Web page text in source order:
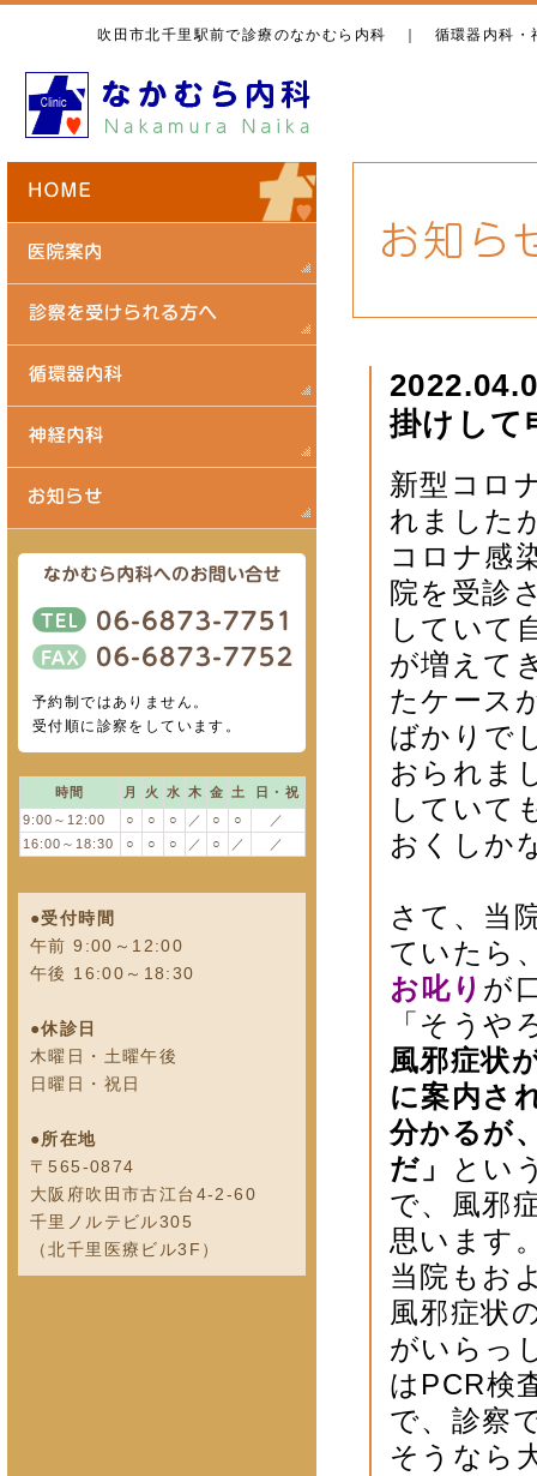
吹田市北千里駅前で診療のなかむら内科 ｜ 循環器内科
予約制ではありません。
受付順に診察をしています。
時間 月 火 水 木 金 土
日・祝
9:00～12:00
○ ○ ○ ／ ○ ○
／
16:00～18:30
○ ○ ○ ／ ○ ／ ／
●受付時間
午前 9:00～12:00
午後 16:00～18:30
●休診日
木曜日・土曜午後
日曜日・祝日
●所在地
〒565-0874
大阪府吹田市古江台4-2-60
千里ノルテビル305
（北千里医療ビル3F）
掛けして
新型コロ
れました
コロナ感
院を受診
していて
が増えて
たケース
ばかりで
おられま
していて
おくしか
さて、当
ていたら
お叱り が
「そうや
風邪症状
に案内さ
分かるが
だ」
とい
で、風邪
思います
当院もお
風邪症状
がいらっ
はPCR検
で、診察
そうなら